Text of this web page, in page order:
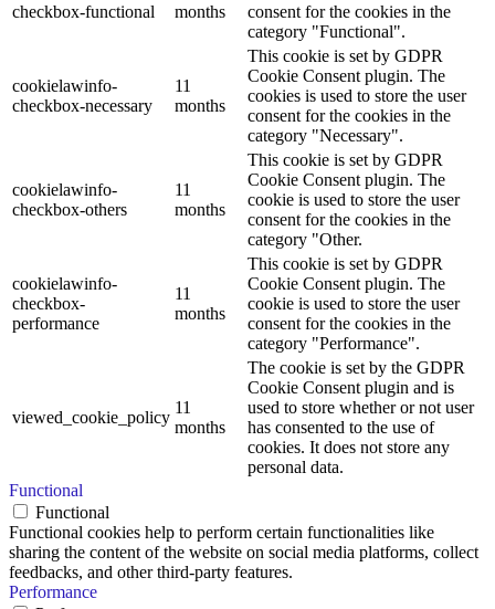
checkbox-functional
months
consent for the cookies in the
category "Functional".
cookielawinfo-
checkbox-necessary
11
months
This cookie is set by GDPR
Cookie Consent plugin. The
cookies is used to store the user
consent for the cookies in the
category "Necessary".
cookielawinfo-
checkbox-others
11
months
This cookie is set by GDPR
Cookie Consent plugin. The
cookie is used to store the user
consent for the cookies in the
category "Other.
cookielawinfo-
checkbox-
performance
11
months
This cookie is set by GDPR
Cookie Consent plugin. The
cookie is used to store the user
consent for the cookies in the
category "Performance".
viewed_cookie_policy
11
months
The cookie is set by the GDPR
Cookie Consent plugin and is
used to store whether or not user
has consented to the use of
cookies. It does not store any
personal data.
Functional
Functional
Functional cookies help to perform certain functionalities like
sharing the content of the website on social media platforms, collect
feedbacks, and other third-party features.
Performance